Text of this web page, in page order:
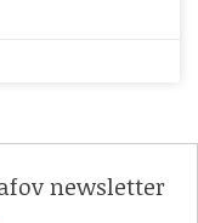
newsletter